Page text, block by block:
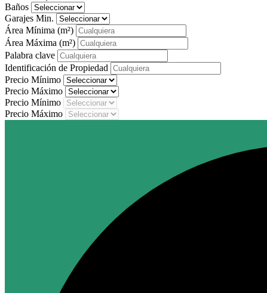
Baños
Garajes Min.
Área Mínima (m²)
Área Máxima (m²)
Palabra clave
Identificación de Propiedad
Precio Mínimo
Precio Máximo
Precio Mínimo
Precio Máximo